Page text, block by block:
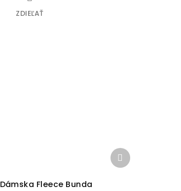
ZDIEĽAŤ
Dámska Fleece Bunda
Ďalší
produkt